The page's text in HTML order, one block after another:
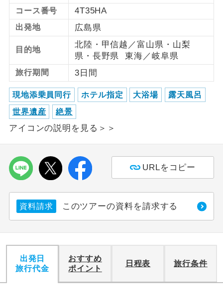
コース番号 4T35HA
出発地 広島県
目的地
北陸・甲信越／富山県・山梨
県・長野県 東海／岐阜県
旅行期間 3日間
現地添乗員同行 ホテル指定 大浴場 露天風呂
世界遺産 絶景
アイコンの説明を見る＞＞
URLをコピー
資料請求 このツアーの資料を請求する
出発日
旅行代金
おすすめ
ポイント
日程表 旅行条件
女性限定
女性限定でご参加いただけるコースで
す。
年齢制限あり
ご参加にあたり年齢に制限があるコース
です。
航空会社指定
利用航空会社が指定なので、ご出発の計
画にとても便利です。
ホテル指定
おひとり様バ
おひとり様でバス席を2席利⽤できま